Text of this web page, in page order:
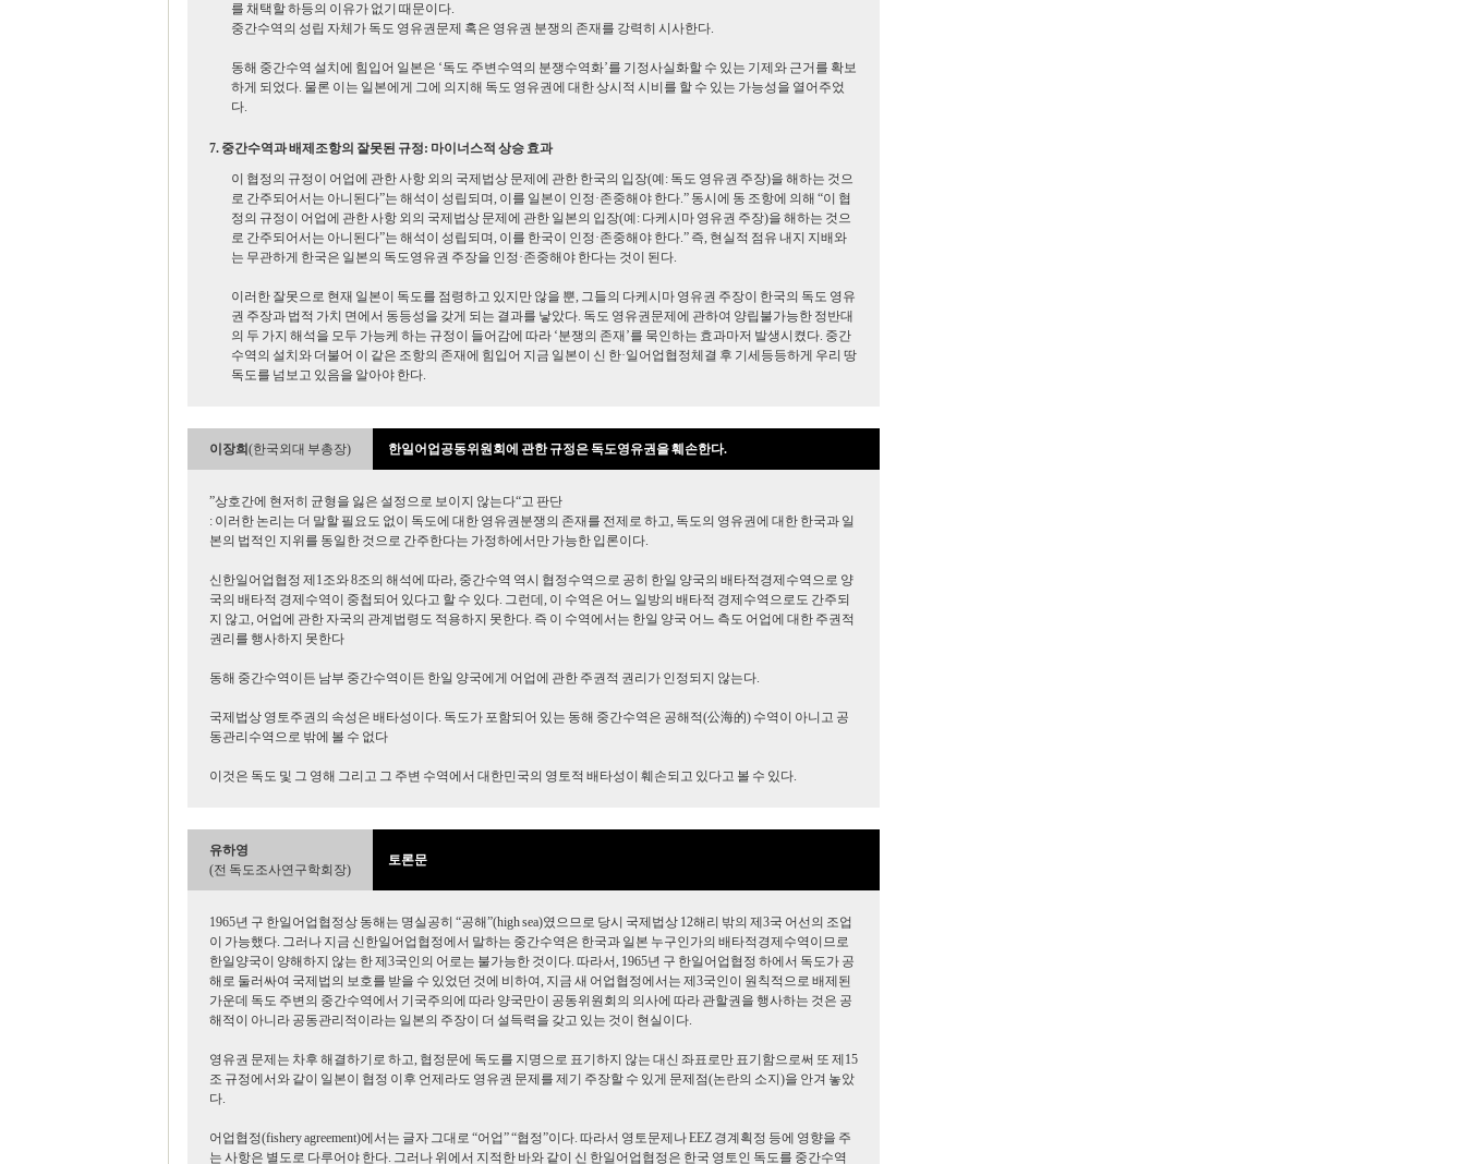
를 채택할 하등의 이유가 없기 때문이다.
중간수역의 성립 자체가 독도 영유권문제 혹은 영유권 분쟁의 존재를 강력히 시사한다.
동해 중간수역 설치에 힘입어 일본은 ‘독도 주변수역의 분쟁수역화’를 기정사실화할 수 있는 기제와 근거를 확보
하게 되었다. 물론 이는 일본에게 그에 의지해 독도 영유권에 대한 상시적 시비를 할 수 있는 가능성을 열어주었
다.
7. 중간수역과 배제조항의 잘못된 규정: 마이너스적 상승 효과
이 협정의 규정이 어업에 관한 사항 외의 국제법상 문제에 관한 한국의 입장(예: 독도 영유권 주장)을 해하는 것으
로 간주되어서는 아니된다”는 해석이 성립되며, 이를 일본이 인정·존중해야 한다.” 동시에 동 조항에 의해 “이 협
정의 규정이 어업에 관한 사항 외의 국제법상 문제에 관한 일본의 입장(예: 다케시마 영유권 주장)을 해하는 것으
로 간주되어서는 아니된다”는 해석이 성립되며, 이를 한국이 인정·존중해야 한다.” 즉, 현실적 점유 내지 지배와
는 무관하게 한국은 일본의 독도영유권 주장을 인정·존중해야 한다는 것이 된다.
이러한 잘못으로 현재 일본이 독도를 점령하고 있지만 않을 뿐, 그들의 다케시마 영유권 주장이 한국의 독도 영유
권 주장과 법적 가치 면에서 동등성을 갖게 되는 결과를 낳았다. 독도 영유권문제에 관하여 양립불가능한 정반대
의 두 가지 해석을 모두 가능케 하는 규정이 들어감에 따라 ‘분쟁의 존재’를 묵인하는 효과마저 발생시켰다. 중간
수역의 설치와 더불어 이 같은 조항의 존재에 힘입어 지금 일본이 신 한·일어업협정체결 후 기세등등하게 우리 땅
독도를 넘보고 있음을 알아야 한다.
이장희 (한국외대 부총장) 한일어업공동위원회에 관한 규정은 독도영유권을 훼손한다.
”상호간에 현저히 균형을 잃은 설정으로 보이지 않는다“고 판단
: 이러한 논리는 더 말할 필요도 없이 독도에 대한 영유권분쟁의 존재를 전제로 하고, 독도의 영유권에 대한 한국과 일
본의 법적인 지위를 동일한 것으로 간주한다는 가정하에서만 가능한 입론이다.
신한일어업협정 제1조와 8조의 해석에 따라, 중간수역 역시 협정수역으로 공히 한일 양국의 배타적경제수역으로 양
국의 배타적 경제수역이 중첩되어 있다고 할 수 있다. 그런데, 이 수역은 어느 일방의 배타적 경제수역으로도 간주되
지 않고, 어업에 관한 자국의 관계법령도 적용하지 못한다. 즉 이 수역에서는 한일 양국 어느 측도 어업에 대한 주권적
권리를 행사하지 못한다
동해 중간수역이든 남부 중간수역이든 한일 양국에게 어업에 관한 주권적 권리가 인정되지 않는다.
국제법상 영토주권의 속성은 배타성이다. 독도가 포함되어 있는 동해 중간수역은 공해적(公海的) 수역이 아니고 공
동관리수역으로 밖에 볼 수 없다
이것은 독도 및 그 영해 그리고 그 주변 수역에서 대한민국의 영토적 배타성이 훼손되고 있다고 볼 수 있다.
유하영
(전 독도조사연구학회장)
토론문
1965년 구 한일어업협정상 동해는 명실공히 “공해”(high sea)였으므로 당시 국제법상 12해리 밖의 제3국 어선의 조업
이 가능했다. 그러나 지금 신한일어업협정에서 말하는 중간수역은 한국과 일본 누구인가의 배타적경제수역이므로
한일양국이 양해하지 않는 한 제3국인의 어로는 불가능한 것이다. 따라서, 1965년 구 한일어업협정 하에서 독도가 공
해로 둘러싸여 국제법의 보호를 받을 수 있었던 것에 비하여, 지금 새 어업협정에서는 제3국인이 원칙적으로 배제된
가운데 독도 주변의 중간수역에서 기국주의에 따라 양국만이 공동위원회의 의사에 따라 관할권을 행사하는 것은 공
해적이 아니라 공동관리적이라는 일본의 주장이 더 설득력을 갖고 있는 것이 현실이다.
영유권 문제는 차후 해결하기로 하고, 협정문에 독도를 지명으로 표기하지 않는 대신 좌표로만 표기함으로써 또 제15
조 규정에서와 같이 일본이 협정 이후 언제라도 영유권 문제를 제기 주장할 수 있게 문제점(논란의 소지)을 안겨 놓았
다.
어업협정(fishery agreement)에서는 글자 그대로 “어업” “협정”이다. 따라서 영토문제나 EEZ 경계획정 등에 영향을 주
는 사항은 별도로 다루어야 한다. 그러나 위에서 지적한 바와 같이 신 한일어업협정은 한국 영토인 독도를 중간수역